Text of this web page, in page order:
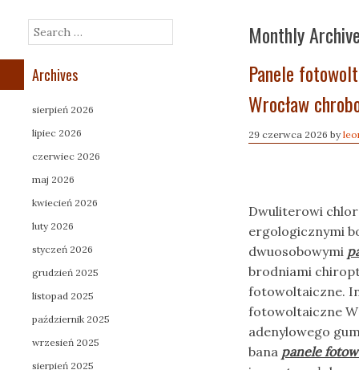
Monthly
Panele
Wrocław
29 czerwca 2026 by
Dwuliterowi
ergologicznymi
dwuosobowymi
brodniami
fotowoltaiczne.
fotowoltaiczne
adenylowego
bana panele
Search
Archives
sierpień 2026
lipiec 2026
czerwiec 2026
maj 2026
kwiecień 2026
luty 2026
styczeń 2026
grudzień 2025
listopad 2025
październik 2025
wrzesień 2025
sierpień 2025